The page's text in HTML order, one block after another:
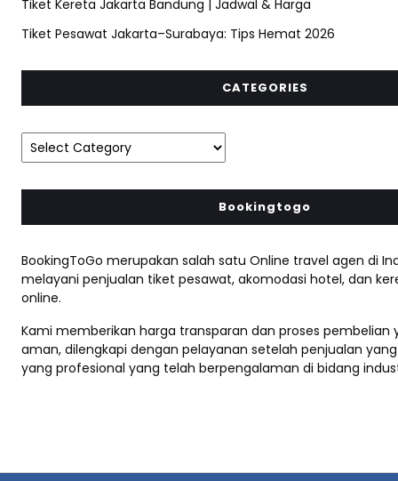
Tiket Kereta Jakarta Bandung | Jadwal & Harga
Tiket Pesawat Jakarta–Surabaya: Tips Hemat 2026
CATEGORIES
Bookingtogo
BookingToGo merupakan salah satu Online travel agen di
melayani penjualan tiket pesawat, akomodasi hotel, dan
online.
Kami memberikan harga transparan dan proses pembelian
aman, dilengkapi dengan pelayanan setelah penjualan
yang profesional yang telah berpengalaman di bidang